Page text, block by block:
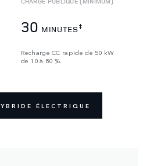
30 MINUTES‡
Recharge CC rapide de 50 kW
de 10 à 80 %.
ÉLECTRIQUE